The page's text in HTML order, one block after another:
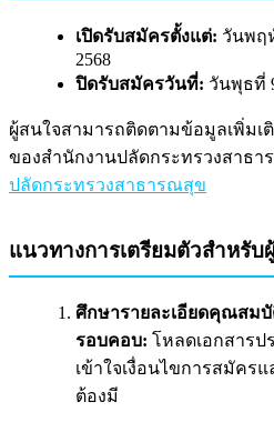
เปิดรับสมัครตั้งแต่: วันพฤ
2568
ปิดรับสมัครวันที่: วันพุธที่
ผู้สนใจสามารถติดตามข้อมูลเพิ่มเ
ของสำนักงานปลัดกระทรวงสาธา
ปลัดกระทรวงสาธารณสุข
แนวทางการเตรียมตัวสำหรับ
ศึกษารายละเอียดคุณสม
รอบคอบ: โหลดเอกสารป
เข้าใจเงื่อนไขการสมัคร
ต้องมี